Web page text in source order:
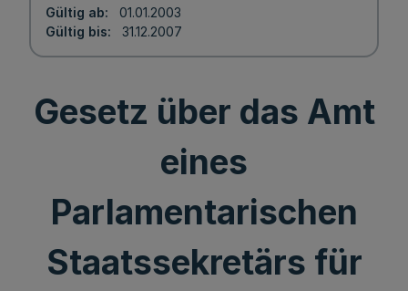
Gültig ab
01.01.2003
Gültig bis
31.12.2007
Gesetz über das Amt
eines
Parlamentarischen
Staatssekretärs für